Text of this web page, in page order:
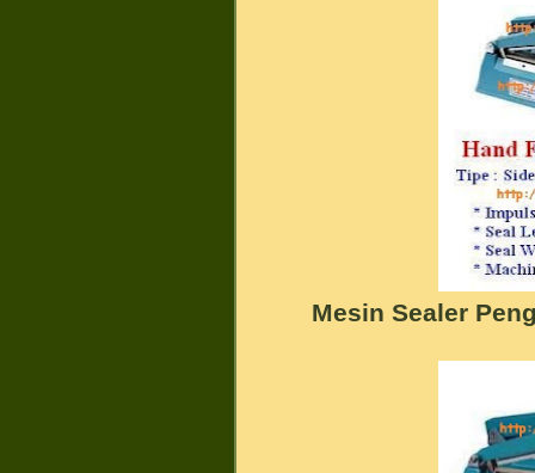
Mesin Sealer